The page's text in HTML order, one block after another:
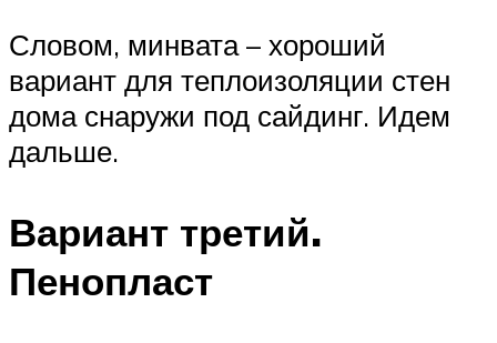
Словом, минвата – хороший
вариант для теплоизоляции стен
дома снаружи под сайдинг. Идем
дальше.
Вариант третий.
Пенопласт